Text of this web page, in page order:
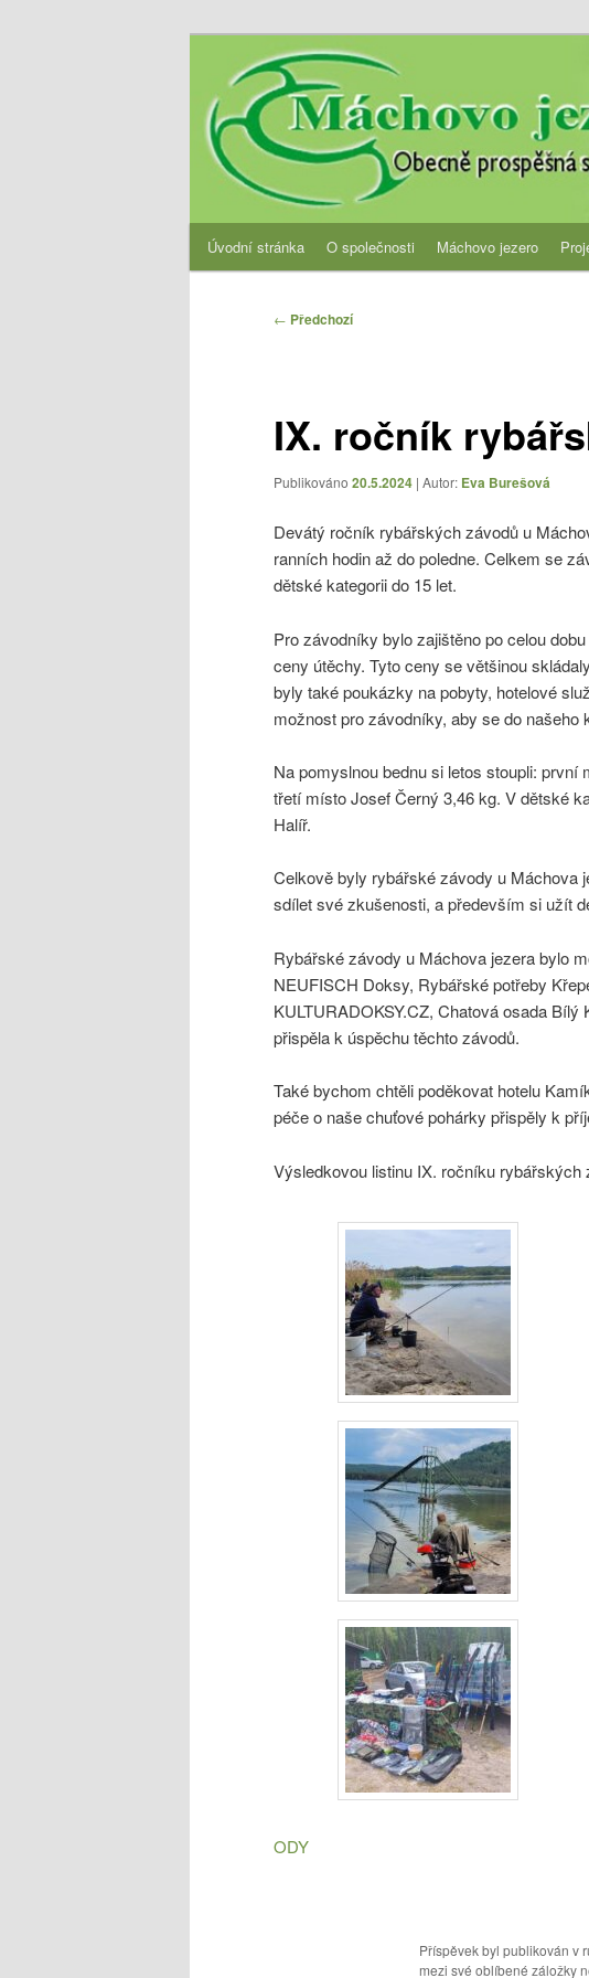
OPS Máchovo
Obecně prospěšná společnost
Hlavní
Úvodní stránka O společnosti Máchovo jezero
Navigace
← Předchozí
IX. ročník
Publikováno 20.5.2024 | Autor: Eva Burešová
Devátý ročník rybářských závodů u
ranních hodin až do poledne. Celkem se
dětské kategorii do 15 let.
Pro závodníky bylo zajištěno po celou
ceny útěchy. Tyto ceny se většinou
byly také poukázky na pobyty, hotelové
možnost pro závodníky, aby se do našeho
Na pomyslnou bednu si letos stoupli:
třetí místo Josef Černý 3,46 kg. V dětské
Halíř.
Celkově byly rybářské závody u Máchova
sdílet své zkušenosti, a především si užít
Rybářské závody u Máchova jezera bylo
NEUFISCH Doksy, Rybářské potřeby
KULTURADOKSY.CZ, Chatová osada
přispěla k úspěchu těchto závodů.
Také bychom chtěli poděkovat hotelu
péče o naše chuťové pohárky přispěly k
Výsledkovou listinu IX. ročníku rybářských
ODY
Příspěvek byl publikován v
mezi své oblíbené záložky